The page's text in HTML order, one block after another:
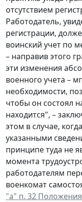
отсутствием
Работодатель,
регистрации,
воинский учет по
– направив этого
эти изменения
военного учета –
необходимости,
чтобы он состоял
находится", –
этом в случае,
указанными
принципе туда не
момента
работодателям
военкомат
"а" п. 32